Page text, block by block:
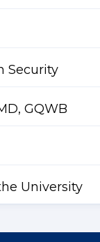
Security
GQWB
University